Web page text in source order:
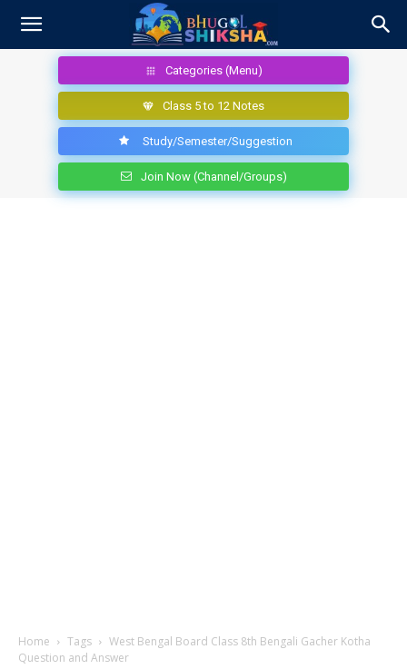
Categories (Menu)
Class 5 to 12 Notes
Study/Semester/Suggestion
Join Now (Channel/Groups)
Home Tags
West Bengal Board Class 8th Bengali Gacher Kotha
Question and Answer